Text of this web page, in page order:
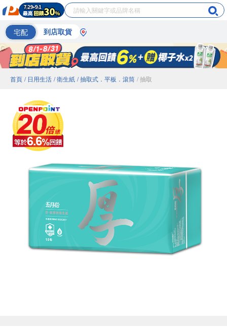
宅配 到店取貨
首頁 / 日用生活 / 衛生紙 / 抽取式．平板．滾筒 / 抽取